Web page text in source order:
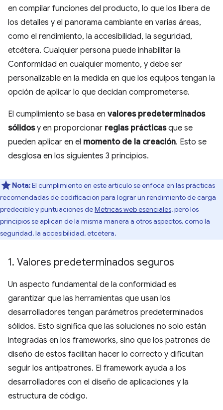
en compilar funciones del producto, lo que los libera de
los detalles y el panorama cambiante en varias áreas,
como el rendimiento, la accesibilidad, la seguridad,
etcétera. Cualquier persona puede inhabilitar la
Conformidad en cualquier momento, y debe ser
personalizable en la medida en que los equipos tengan la
opción de aplicar lo que decidan comprometerse.
El cumplimiento se basa en valores predeterminados
sólidosy en proporcionar reglas prácticasque se
pueden aplicar en el momento de la creación. Esto se
desglosa en los siguientes 3 principios.
Nota:El cumplimiento en este artículo se enfoca en las prácticas
recomendadas de codificación para lograr un rendimiento de carga
predecible y puntuaciones deMétricas web esenciales, pero los
principios se aplican de la misma manera a otros aspectos, como la
seguridad, la accesibilidad, etcétera.
1. Valores predeterminados seguros
Un aspecto fundamental de la conformidad es
garantizar que las herramientas que usan los
desarrolladores tengan parámetros predeterminados
sólidos. Esto significa que las soluciones no solo están
integradas en los frameworks, sino que los patrones de
diseño de estos facilitan hacer lo correcto y dificultan
seguir los antipatrones. El framework ayuda a los
desarrolladores con el diseño de aplicaciones y la
estructura de código.